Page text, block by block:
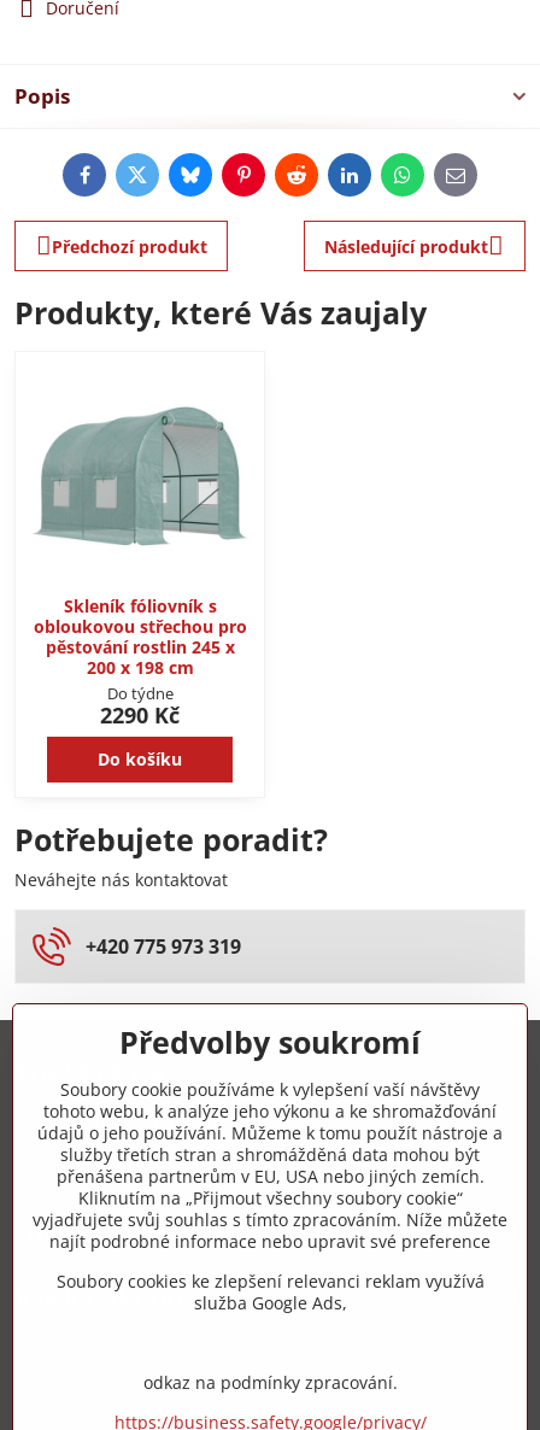
Doručení
Popis
FacebookTwitterBlueskyPinterestRedditLinkedInWhatsApp
E-
mail
Předchozí produkt Následující produkt
Produkty, které Vás zaujaly
Skleník fóliovník s
obloukovou střechou pro
pěstování rostlin 245 x
200 x 198 cm
Do týdne
2290 Kč
Do košíku
Potřebujete poradit?
Neváhejte nás kontaktovat
+420 775 973 319
+420 775 973 319
info​@zipzop​.cz
Objednávky
Vše k nákupu
Předvolby soukromí
Soubory cookie používáme k vylepšení vaší návštěvy
tohoto webu, k analýze jeho výkonu a ke shromažďování
údajů o jeho používání. Můžeme k tomu použít nástroje a
služby třetích stran a shromážděná data mohou být
přenášena partnerům v EU, USA nebo jiných zemích.
Kliknutím na „Přijmout všechny soubory cookie“
vyjadřujete svůj souhlas s tímto zpracováním. Níže můžete
najít podrobné informace nebo upravit své preference
Soubory cookies ke zlepšení relevanci reklam využívá
služba Google Ads,
odkaz na podmínky zpracování.
https://business.safety.google/privacy/